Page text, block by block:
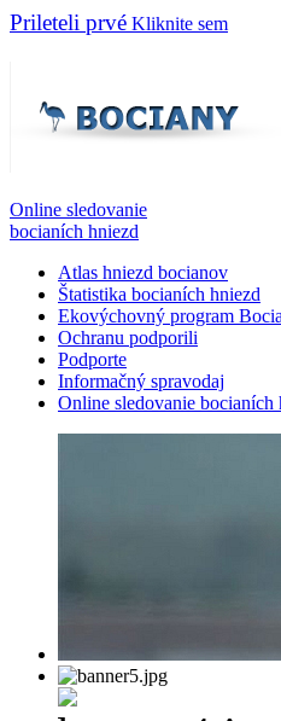
Prileteli prvé Kliknite sem
Online sledovanie
bocianích hniezd
Atlas hniezd bocianov
Štatistika bocianích hniezd
Ekovýchovný program
Ochranu podporili
Podporte
Informačný spravodaj
Online sledovanie bocianích